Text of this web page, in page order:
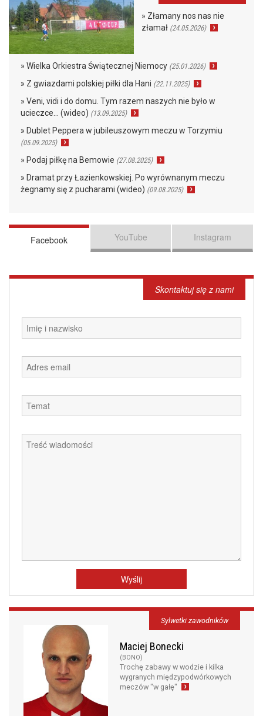
» Złamany nos nas nie
złamał (24.05.2026)
» Wielka Orkiestra Świątecznej Niemocy (25.01.2026)
» Z gwiazdami polskiej piłki dla Hani (22.11.2025)
» Veni, vidi i do domu. Tym razem naszych nie było w
ucieczce… (wideo) (13.09.2025)
» Dublet Peppera w jubileuszowym meczu w Torzymiu
(05.09.2025)
» Podaj piłkę na Bemowie (27.08.2025)
» Dramat przy Łazienkowskiej. Po wyrównanym meczu
żegnamy się z pucharami (wideo) (09.08.2025)
Facebook YouTube Instagram
Skontaktuj się z nami
Maciej Bonecki
(BONO)
Trochę zabawy w wodzie i kilka
wygranych międzypodwórkowych
meczów "w gałę"
Sylwetki zawodników